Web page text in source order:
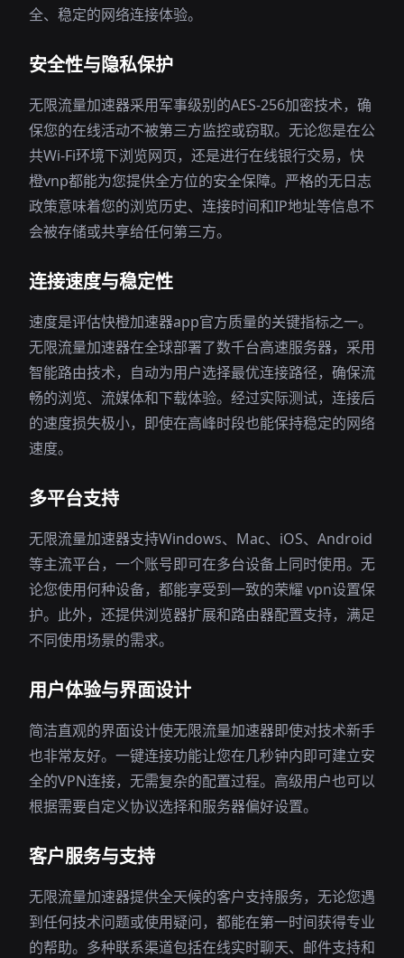
全、稳定的网络连接体验。
安全性与隐私保护
无限流量加速器采用军事级别的AES-256加密技术，确
保您的在线活动不被第三方监控或窃取。无论您是在公
共Wi-Fi环境下浏览网页，还是进行在线银行交易，快
橙vnp都能为您提供全方位的安全保障。严格的无日志
政策意味着您的浏览历史、连接时间和IP地址等信息不
会被存储或共享给任何第三方。
连接速度与稳定性
速度是评估快橙加速器app官方质量的关键指标之一。
无限流量加速器在全球部署了数千台高速服务器，采用
智能路由技术，自动为用户选择最优连接路径，确保流
畅的浏览、流媒体和下载体验。经过实际测试，连接后
的速度损失极小，即使在高峰时段也能保持稳定的网络
速度。
多平台支持
无限流量加速器支持Windows、Mac、iOS、Android
等主流平台，一个账号即可在多台设备上同时使用。无
论您使用何种设备，都能享受到一致的荣耀 vpn设置保
护。此外，还提供浏览器扩展和路由器配置支持，满足
不同使用场景的需求。
用户体验与界面设计
简洁直观的界面设计使无限流量加速器即使对技术新手
也非常友好。一键连接功能让您在几秒钟内即可建立安
全的VPN连接，无需复杂的配置过程。高级用户也可以
根据需要自定义协议选择和服务器偏好设置。
客户服务与支持
无限流量加速器提供全天候的客户支持服务，无论您遇
到任何技术问题或使用疑问，都能在第一时间获得专业
的帮助。多种联系渠道包括在线实时聊天、邮件支持和